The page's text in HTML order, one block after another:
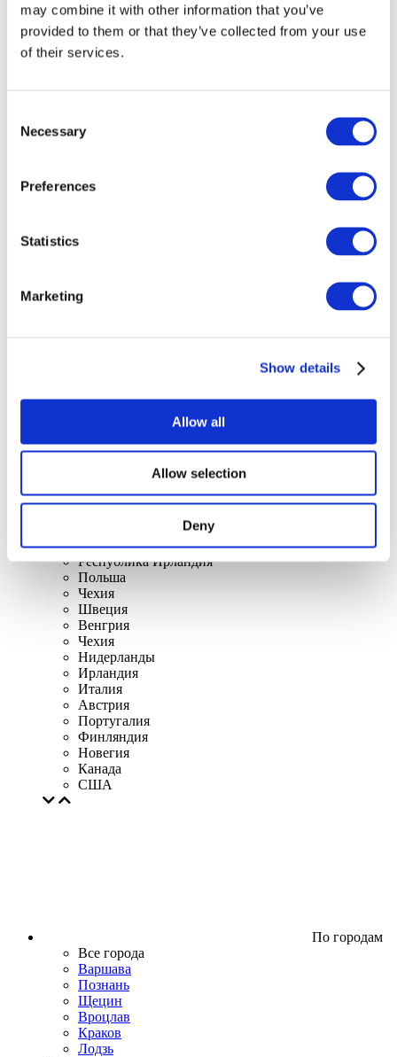
may combine it with other information that you’ve
provided to them or that they’ve collected from your use
of their services.
Selection
Necessary
Preferences
Statistics
Marketing
Show details
Allow all
Allow selection
Deny
Все
мероприятия
Концерты
По странам
Словакия
Великобритания
Испания
Франция
Республика Ирландия
Польша
Чехия
Швеция
Венгрия
Чехия
Нидерланды
Ирландия
Италия
Австрия
Португалия
Финляндия
Новегия
Канада
США
По городам
Все города
Варшава
Познань
Щецин
Вроцлав
Краков
Лодзь